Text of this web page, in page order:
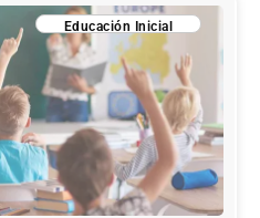
Educación Inicial